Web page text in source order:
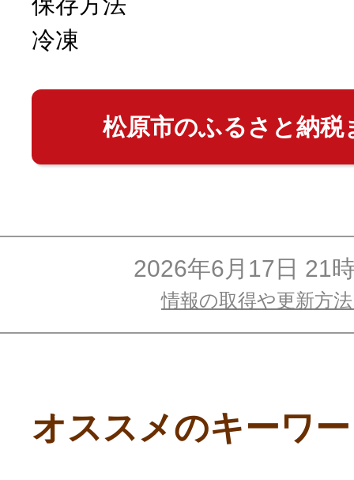
冷凍
松原市のふるさと納税
2026年6月17日 21
情報の取得や更新方
オススメのキーワ